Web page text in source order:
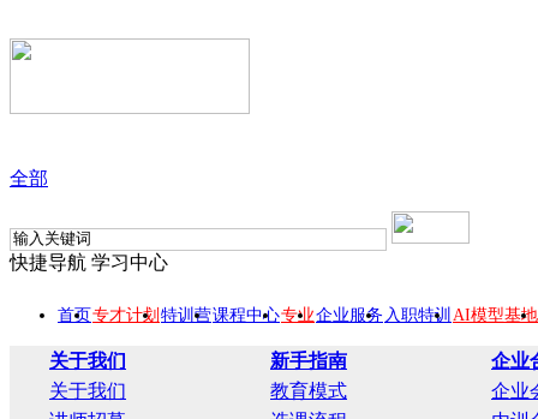
全部
快捷导航 学习中心
首页专才计划 特训营课程中心专业企业服务 入职特训 AI模型基地
关于我们 新手指南
企业
关于我们
教育模式
企业